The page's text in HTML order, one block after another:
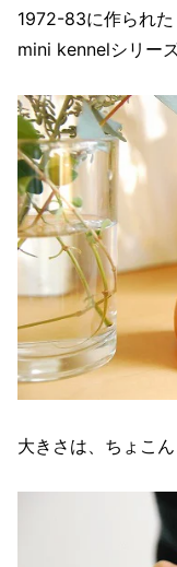
1972-83に作られ
mini kennelシリー
大きさは、ちょこ